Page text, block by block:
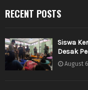
RECENT POSTS
Siswa
Desak
August